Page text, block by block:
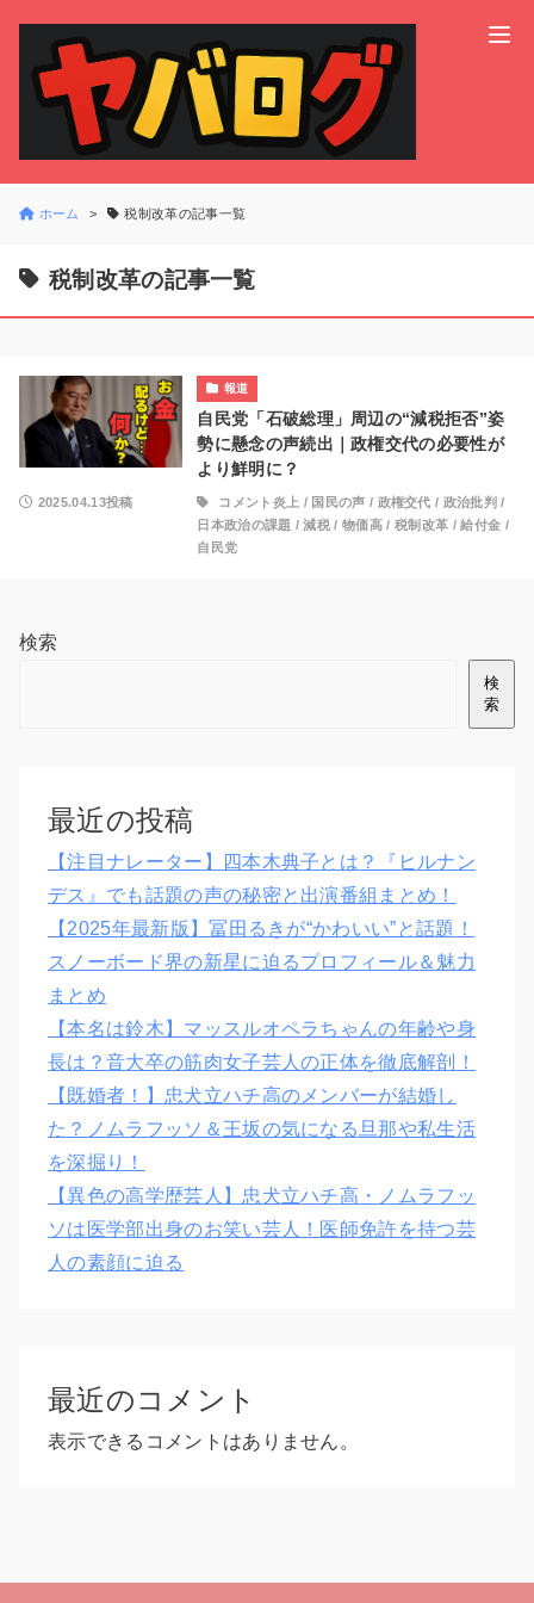
ホーム 税制改革の記事一覧
税制改革の記事一覧
報道
自民党「石破総理」周辺の“減税拒否”姿
勢に懸念の声続出｜政権交代の必要性が
より鮮明に？
2025.04.13投稿 コメント炎上 / 国民の声 / 政権交代 / 政治批判 /
日本政治の課題 /減税 /物価高 /税制改革 /給付金 /
自民党
検索
検
索
最近の投稿
【注目ナレーター】四本木典子とは？『ヒルナン
デス』でも話題の声の秘密と出演番組まとめ！
【2025年最新版】冨田るきが“かわいい”と話題！
スノーボード界の新星に迫るプロフィール＆魅力
まとめ
【本名は鈴木】マッスルオペラちゃんの年齢や身
長は？音大卒の筋肉女子芸人の正体を徹底解剖！
【既婚者！】忠犬立ハチ高のメンバーが結婚し
た？ノムラフッソ＆王坂の気になる旦那や私生活
を深掘り！
【異色の高学歴芸人】忠犬立ハチ高・ノムラフッ
ソは医学部出身のお笑い芸人！医師免許を持つ芸
人の素顔に迫る
最近のコメント
表示できるコメントはありません。